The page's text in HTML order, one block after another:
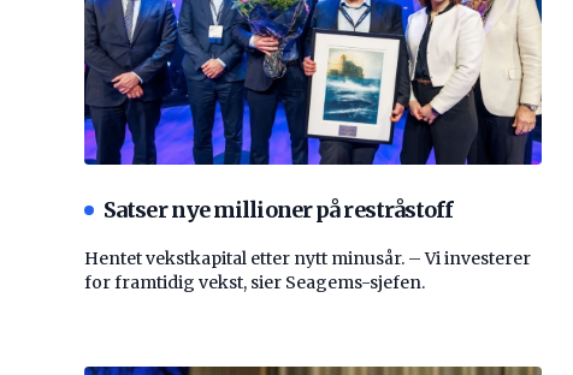
Satser nye millioner på restråstoff
Hentet vekstkapital etter nytt minusår. – Vi investerer
for framtidig vekst, sier Seagems-sjefen.